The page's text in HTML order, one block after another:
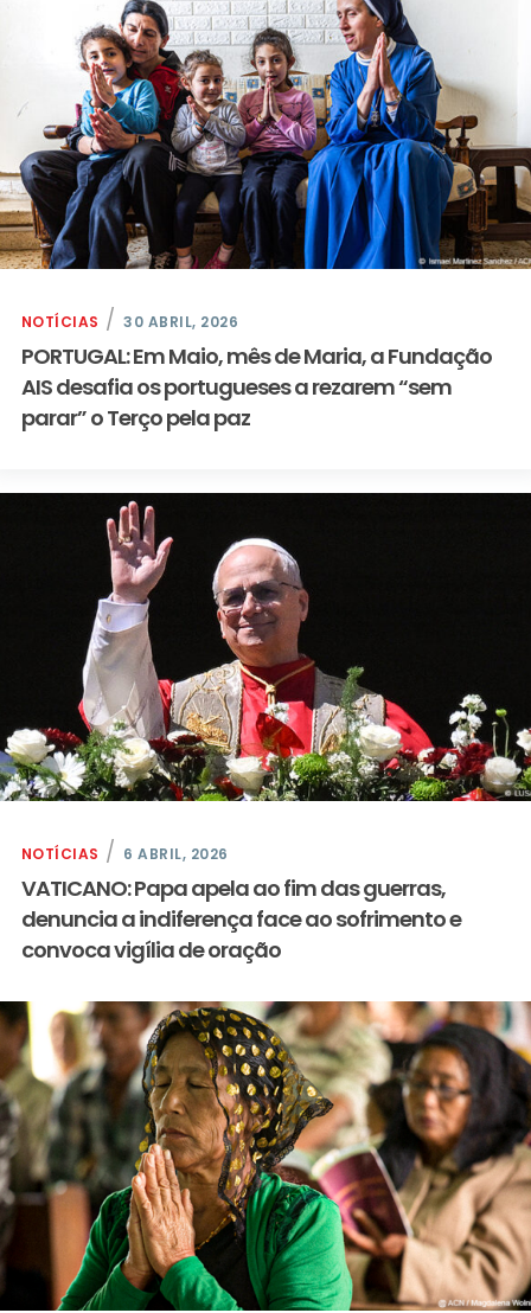
NOTÍCIAS 30 ABRIL, 2026
PORTUGAL: Em Maio, mês de Maria, a Fundação
AIS desafia os portugueses a rezarem “sem
parar” o Terço pela paz
NOTÍCIAS 6 ABRIL, 2026
VATICANO: Papa apela ao fim das guerras,
denuncia a indiferença face ao sofrimento e
convoca vigília de oração